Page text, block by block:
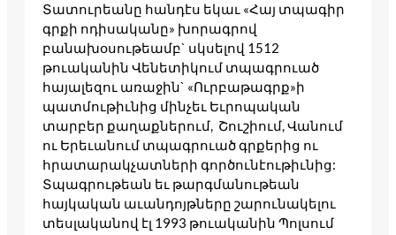
Տատուրեանը հանդէս եկաւ «Հայ տպագիր
գրքի ոդիսականը» խորագրով
բանախօսութեամբ` սկսելով 1512
թուականին Վենետիկում տպագրուած
հայալեզու առաջին` «Ուրբաթագրք»ի
պատմութիւնից մինչեւ Եւրոպական
տարբեր քաղաքներում, Շուշիում, Վանում
ու Երեւանում տպագրուած գրքերից ու
հրատարակչատների գործունէութիւնից:
Տպագրութեան եւ թարգմանութեան
հայկական աւանդոյթները շարունակելու
տեսլականով էլ 1993 թուականին Պոլսում